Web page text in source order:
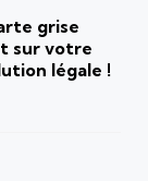
grise
sur votre
légale !